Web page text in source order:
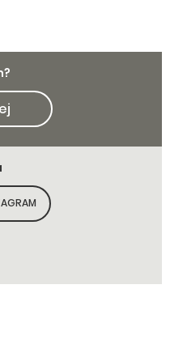
DELA SIDAN PÅ